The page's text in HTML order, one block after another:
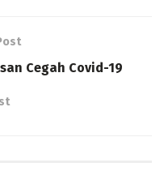
Cegah Covid-19